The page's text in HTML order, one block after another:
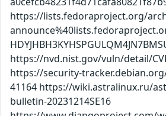
https://lists.fedoraproject.org/
https://nvd.nist.gov/vuln/detail/
https://security-
41164 https://wiki.astralinux.ru/
bulletin-20231214SE16